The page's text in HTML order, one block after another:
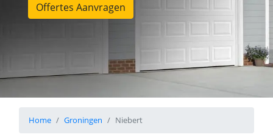
Offertes Aanvragen
Home Groningen Niebert